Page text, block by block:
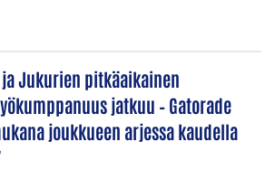
Jukurien pitkäaikainen
jatkuu – Gatorade
joukkueen arjessa kaudella